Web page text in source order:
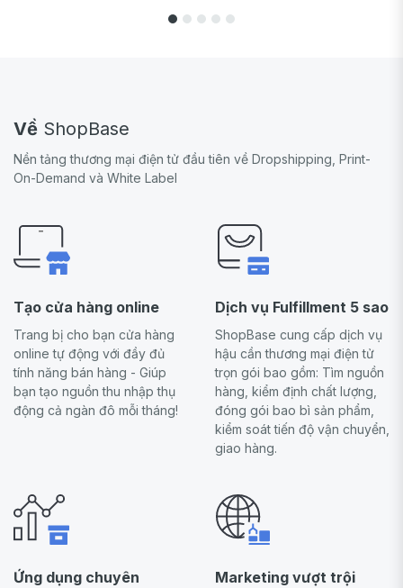
Về ShopBase
Nền tảng thương mại điện tử đầu tiên về Dropshipping, Print-
On-Demand và White Label
Tạo cửa hàng online
Trang bị cho bạn cửa hàng
online tự động với đầy đủ
tính năng bán hàng - Giúp
bạn tạo nguồn thu nhập thụ
động cả ngàn đô mỗi tháng!
Dịch vụ Fulfillment 5 sao
ShopBase cung cấp dịch vụ
hậu cần thương mại điện tử
trọn gói bao gồm: Tìm nguồn
hàng, kiểm định chất lượng,
đóng gói bao bì sản phẩm,
kiểm soát tiến độ vận chuyển,
giao hàng.
Ứng dụng chuyên
Marketing vượt trội